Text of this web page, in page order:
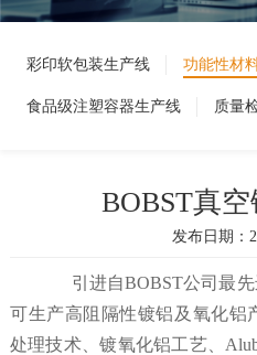
彩印软包装生产线 功能性材
食品级注塑容器生产线 质量
BOBST真
发布日期：
引进自BOBST公司最先
可生产高阻隔性镀铝及氧化铝
处理技术、镀氧化铝工艺、